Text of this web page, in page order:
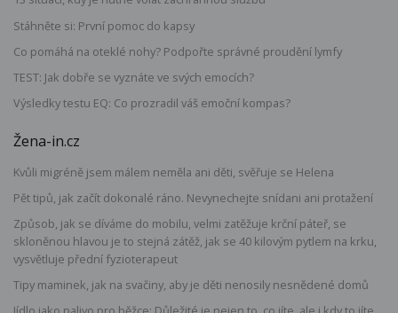
Stáhněte si: První pomoc do kapsy
Co pomáhá na oteklé nohy? Podpořte správné proudění lymfy
TEST: Jak dobře se vyznáte ve svých emocích?
Výsledky testu EQ: Co prozradil váš emoční kompas?
Žena-in.cz
Kvůli migréně jsem málem neměla ani děti, svěřuje se Helena
Pět tipů, jak začít dokonalé ráno. Nevynechejte snídani ani protažení
Způsob, jak se díváme do mobilu, velmi zatěžuje krční páteř, se
skloněnou hlavou je to stejná zátěž, jak se 40 kilovým pytlem na krku,
vysvětluje přední fyzioterapeut
Tipy maminek, jak na svačiny, aby je děti nenosily nesnědené domů